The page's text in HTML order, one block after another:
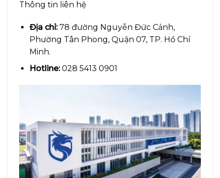
Thông tin liên hệ
Địa chỉ:78 đường Nguyễn Đức Cảnh,
Phường Tân Phong, Quận 07, TP. Hồ Chí
Minh.
Hotline:028 5413 0901